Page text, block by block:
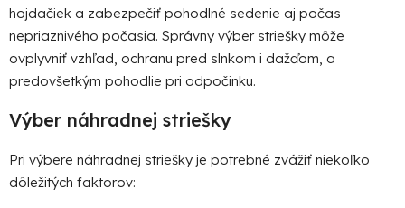
e
r
v
k
y
v
p
hojdačiek a zabezpečiť pohodlné sedenie aj počas
nepriaznivého počasia. Správny výber striešky môže
ovplyvniť vzhľad, ochranu pred slnkom i dažďom, a
predovšetkým pohodlie pri odpočinku.
Výber náhradnej striešky
Pri výbere náhradnej striešky je potrebné zvážiť niekoľko
dôležitých faktorov: